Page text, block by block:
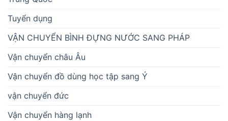
Tuyển dụng
VẬN CHUYỂN BÌNH ĐỰNG NƯỚC SANG PHÁP
Vận chuyển châu Âu
Vận chuyển đồ dùng học tập sang Ý
vận chuyển đức
Vận chuyển hàng lạnh